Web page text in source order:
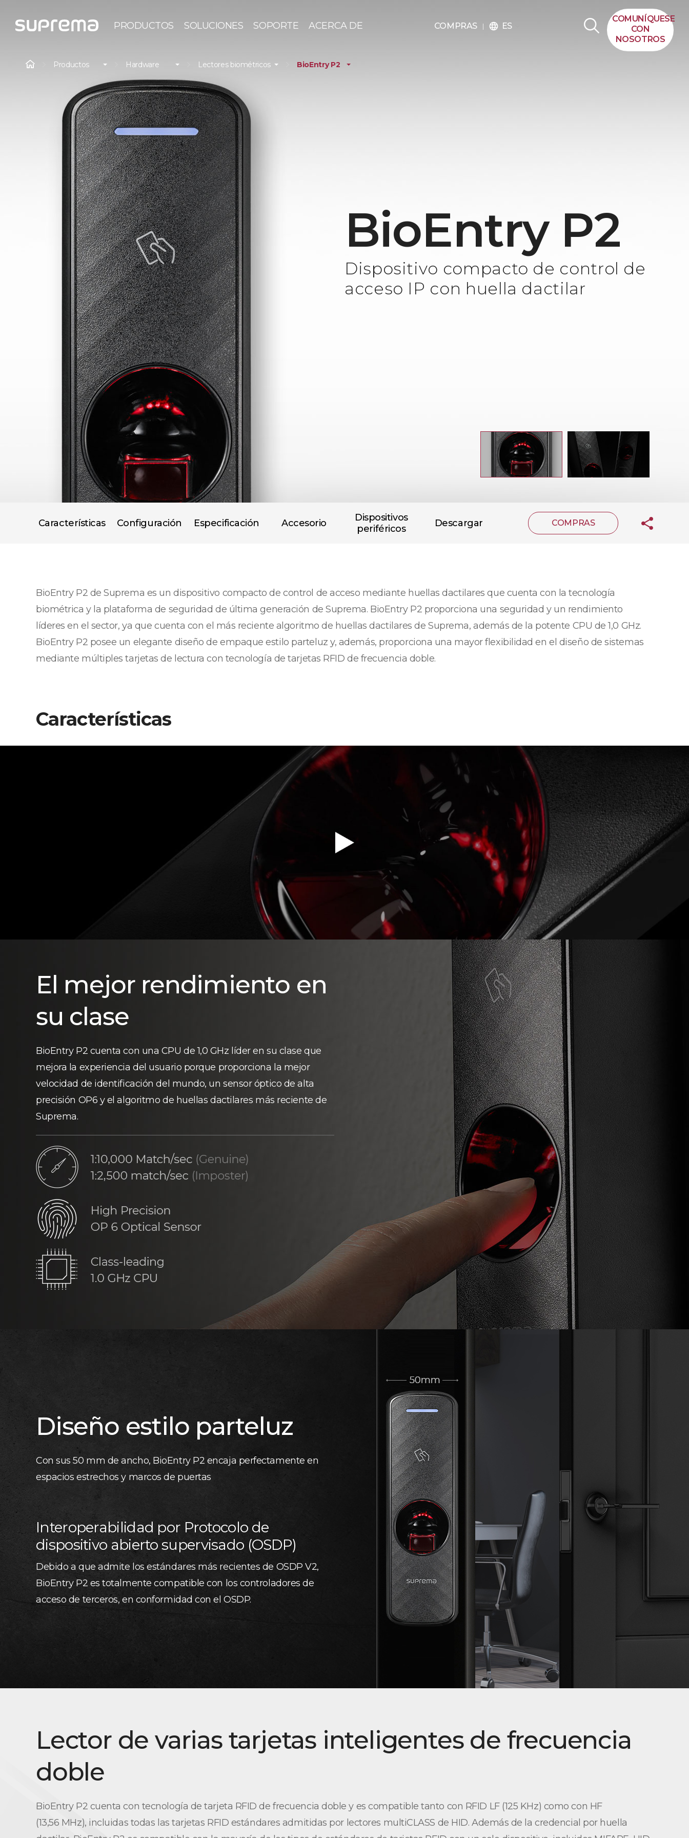
PRODUCTOS SOLUCIONES SOPORTE ACERCA DE COMPRAS language ES
COMUNÍQUESE
CON
NOSOTROS
BioEntry P2
Dispositivo compacto de control de
acceso IP con huella dactilar
Productos Hardware Lectores biométricos BioEntry P2
Características Configuración Especificación Accesorio
Dispositivos
periféricos
Descargar COMPRAS
BioEntry P2 de Suprema es un dispositivo compacto de control de acceso mediante huellas dactilares que cuenta con la tecnología
biométrica y la plataforma de seguridad de última generación de Suprema. BioEntry P2 proporciona una seguridad y un rendimiento
líderes en el sector, ya que cuenta con el más reciente algoritmo de huellas dactilares de Suprema, además de la potente CPU de 1,0 GHz.
BioEntry P2 posee un elegante diseño de empaque estilo parteluz y, además, proporciona una mayor flexibilidad en el diseño de sistemas
mediante múltiples tarjetas de lectura con tecnología de tarjetas RFID de frecuencia doble.
Características
El mejor rendimiento en
su clase
BioEntry P2 cuenta con una CPU de 1,0 GHz líder en su clase que
mejora la experiencia del usuario porque proporciona la mejor
velocidad de identificación del mundo, un sensor óptico de alta
precisión OP6 y el algoritmo de huellas dactilares más reciente de
Suprema.
Diseño estilo parteluz
Con sus 50 mm de ancho, BioEntry P2 encaja perfectamente en
espacios estrechos y marcos de puertas
Interoperabilidad por Protocolo de
dispositivo abierto supervisado (OSDP)
Debido a que admite los estándares más recientes de OSDP V2,
BioEntry P2 es totalmente compatible con los controladores de
acceso de terceros, en conformidad con el OSDP.
Lector de varias tarjetas inteligentes de frecuencia
doble
BioEntry P2 cuenta con tecnología de tarjeta RFID de frecuencia doble y es compatible tanto con RFID LF (125 KHz) como con HF
(13,56 MHz), incluidas todas las tarjetas RFID estándares admitidas por lectores multiCLASS de HID. Además de la credencial por huella